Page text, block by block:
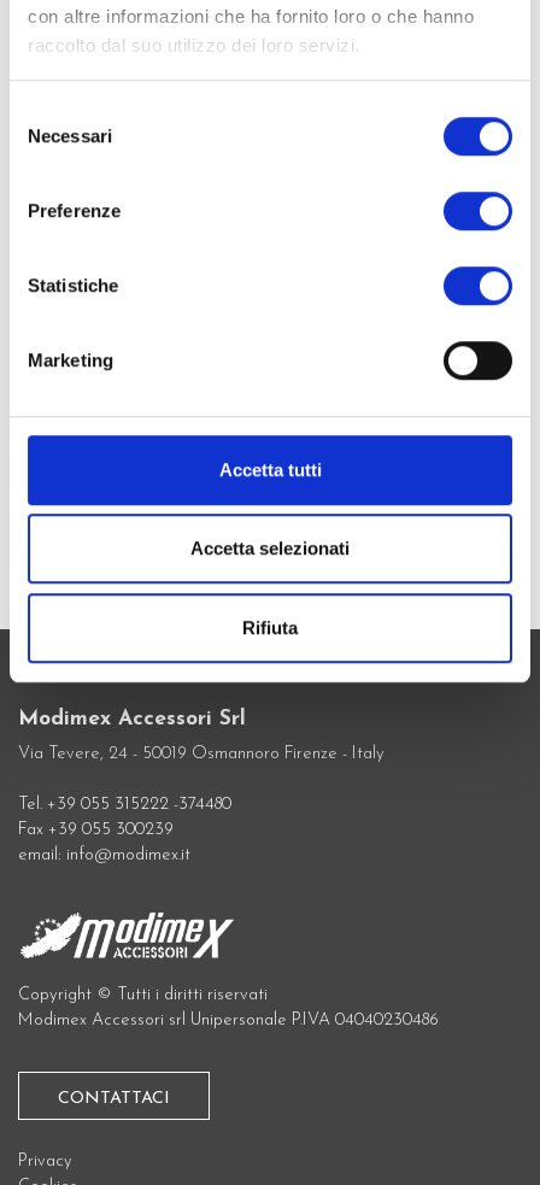
con altre informazioni che ha fornito loro o che hanno
raccolto dal suo utilizzo dei loro servizi.
delNecessari
Preferenze
Statistiche
Marketing
Accetta tutti
Accetta selezionati
Rifiuta
BORCHIE IN ALTRE FORME BORCHIE IN ALTRE FORME
Modimex Accessori Srl
Via Tevere, 24 - 50019 Osmannoro Firenze - Italy
Tel. +39 055 315222 -374480
Fax +39 055 300239
email: info@modimex.it
Copyright © Tutti i diritti riservati
Modimex Accessori srl Unipersonale P.IVA 04040230486
CONTATTACI
Privacy